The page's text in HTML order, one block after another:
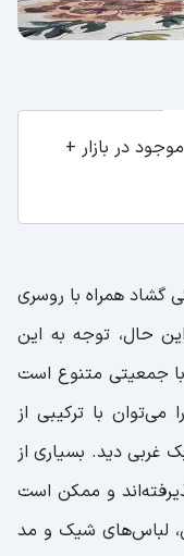
در بازار +
گشاد همراه با روسری
حال، توجه به این
جمعیتی متنوع است
می‌توان با ترکیبی از
دید. بسیاری از
و ممکن است
لباس‌های شیک و مد